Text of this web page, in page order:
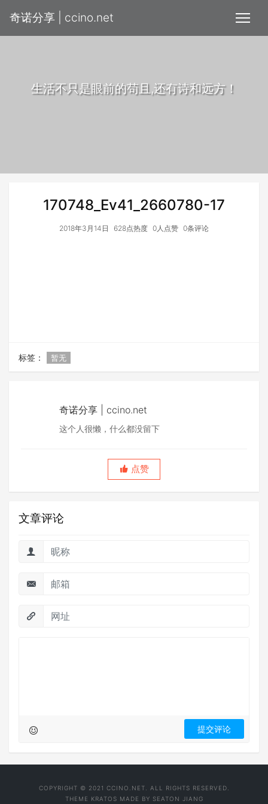
奇诺分享 | ccino.net
生活不只是眼前的苟且,还有诗和远方！
170748_Ev41_2660780-17
2018年3月14日 628点热度 0人点赞 0条评论
标签： 暂无
奇诺分享 | ccino.net
这个人很懒，什么都没留下
点赞
文章评论
COPYRIGHT © 2021 CCINO.NET. ALL RIGHTS RESERVED.
THEME KRATOS MADE BY SEATON JIANG